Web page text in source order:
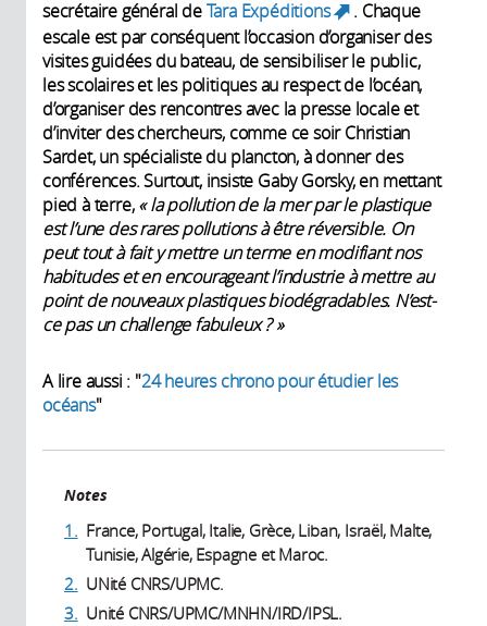
secrétaire général deTara Expéditions
(link is
external)
. Chaque
escale est par conséquent l’occasion d’organiser des
visites guidées du bateau, de sensibiliser le public,
les scolaires et les politiques au respect de l’océan,
d’organiser des rencontres avec la presse locale et
d’inviter des chercheurs, comme ce soir Christian
Sardet, un spécialiste du plancton, à donner des
conférences. Surtout, insiste Gaby Gorsky, en mettant
pied à terre,« la pollution de la mer par le plastique
est l’une des rares pollutions à être réversible. On
peut tout à fait y mettre un terme en modifiant nos
habitudes et en encourageant l’industrie à mettre au
point de nouveaux plastiques biodégradables. N’est-
ce pas un challenge fabuleux ? »
A lire aussi : "24 heures chrono pour étudier les
océans"
Notes
1. France, Portugal, Italie, Grèce, Liban, Israël, Malte,
Tunisie, Algérie, Espagne et Maroc.
2. UNité CNRS/UPMC.
3. Unité CNRS/UPMC/MNHN/IRD/IPSL.